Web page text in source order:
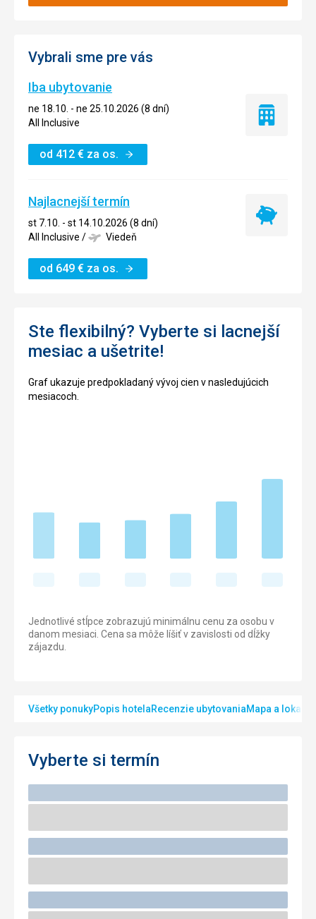
Vybrali sme pre vás
Iba ubytovanie
ne 18.10. - ne 25.10.2026 (8 dní)
All Inclusive
od 412 € za os.
Iba
Najlacnejší termín
st 7.10. - st 14.10.2026 (8 dní)
All Inclusive / Viedeň
od 649 € za os.
Najlacnejší
Ste flexibilný? Vyberte si lacnejší
mesiac a ušetrite!
Graf ukazuje predpokladaný vývoj cien v nasledujúcich
mesiacoch.
Jednotlivé stĺpce zobrazujú minimálnu cenu za osobu v
danom mesiaci. Cena sa môže líšiť v zavislosti od dĺžky
zájazdu.
Všetky ponukyPopis hotelaRecenzie ubytovaniaMapa a lokalita
Vyberte si termín